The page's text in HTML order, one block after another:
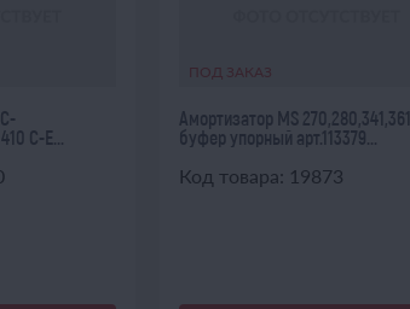
C-E...
ПОД ЗАКАЗ
Амортизатор MS 270,280,341,361
буфер упорный арт.113379...
Код товара: 19873